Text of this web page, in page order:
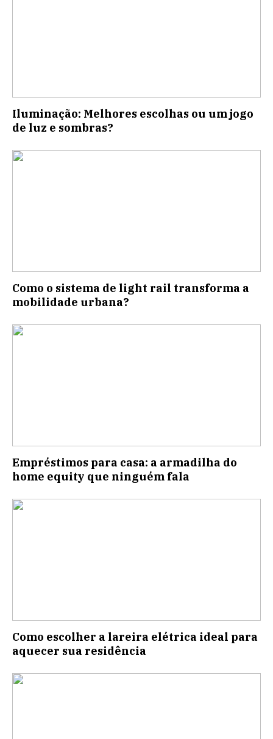
Iluminação: Melhores escolhas ou um jogo
de luz e sombras?
Como o sistema de light rail transforma a
mobilidade urbana?
Empréstimos para casa: a armadilha do
home equity que ninguém fala
Como escolher a lareira elétrica ideal para
aquecer sua residência